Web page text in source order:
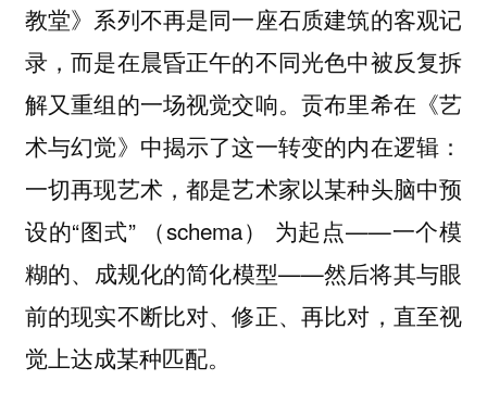
教堂》系列不再是同一座石质建筑的客观记
录，而是在晨昏正午的不同光色中被反复拆
解又重组的一场视觉交响。贡布里希在《艺
术与幻觉》中揭示了这一转变的内在逻辑：
一切再现艺术，都是艺术家以某种头脑中预
设的“图式” （schema） 为起点——一个模
糊的、成规化的简化模型——然后将其与眼
前的现实不断比对、修正、再比对，直至视
觉上达成某种匹配。